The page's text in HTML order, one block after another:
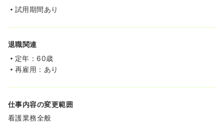
試用期間あり
退職関連
定年：60歳
再雇用：あり
仕事内容の変更範囲
看護業務全般